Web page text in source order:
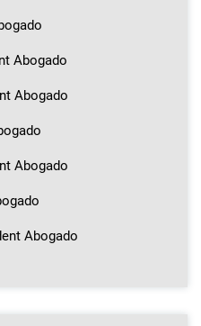
Abogado
Abogado
Abogado
Abogado